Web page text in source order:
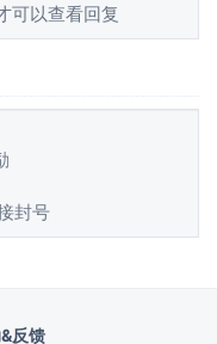
可以查看回复
封号
反馈